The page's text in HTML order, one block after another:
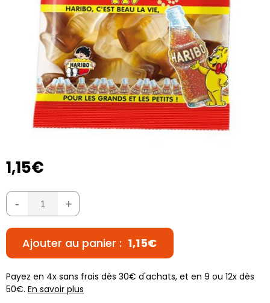
1,15€
- +
Ajouter au panier : 1,15€
Payez en 4x sans frais dès 30€ d'achats, et en 9 ou 12x dès
50€. En savoir plus